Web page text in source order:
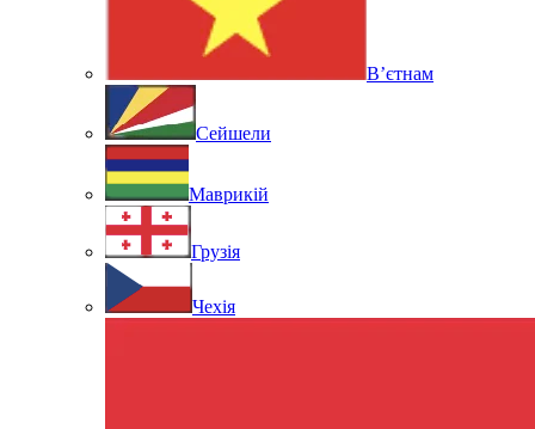
В’єтнам
Сейшели
Маврикій
Грузія
Чехія